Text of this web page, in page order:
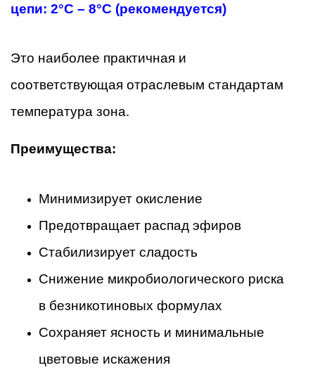
цепи: 2°C – 8°C (рекомендуется)
Это наиболее практичная и
соответствующая отраслевым стандартам
температура зона.
Преимущества:
Минимизирует окисление
Предотвращает распад эфиров
Стабилизирует сладость
Снижение микробиологического риска
в безникотиновых формулах
Сохраняет ясность и минимальные
цветовые искажения